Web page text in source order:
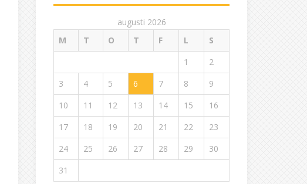
augusti 2026
M
T O T F L
S
1
2
3
4 5 6 7 8
9
10
11 12 13 14 15
16
17
18 19 20 21 22
23
24
25 26 27 28 29
30
31